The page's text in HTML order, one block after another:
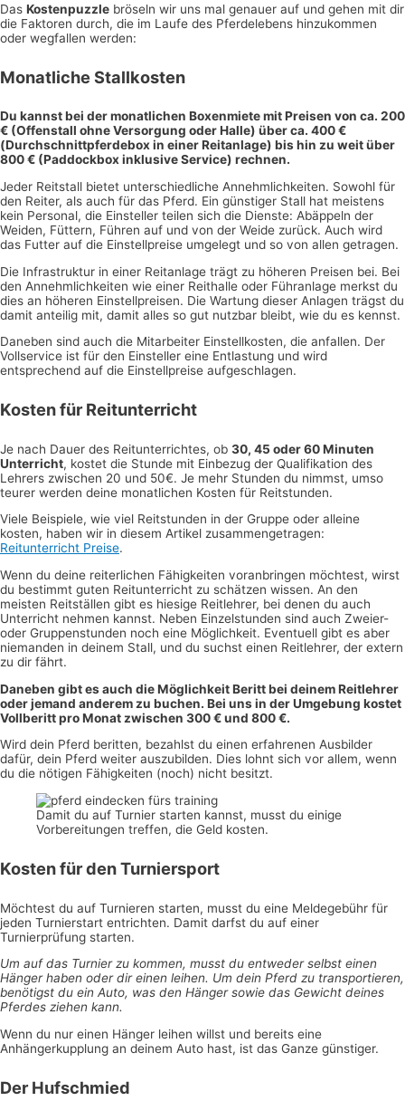
Das Kostenpuzzle bröseln wir uns mal genauer auf und gehen mit dir
die Faktoren durch, die im Laufe des Pferdelebens hinzukommen
oder wegfallen werden:
Monatliche Stallkosten
Du kannst bei der monatlichen Boxenmiete mit Preisen von ca. 200
€ (Offenstall ohne Versorgung oder Halle) über ca. 400 €
(Durchschnittpferdebox in einer Reitanlage) bis hin zu weit über
800 € (Paddockbox inklusive Service) rechnen.
Jeder Reitstall bietet unterschiedliche Annehmlichkeiten. Sowohl für
den Reiter, als auch für das Pferd. Ein günstiger Stall hat meistens
kein Personal, die Einsteller teilen sich die Dienste: Abäppeln der
Weiden, Füttern, Führen auf und von der Weide zurück. Auch wird
das Futter auf die Einstellpreise umgelegt und so von allen getragen.
Die Infrastruktur in einer Reitanlage trägt zu höheren Preisen bei. Bei
den Annehmlichkeiten wie einer Reithalle oder Führanlage merkst du
dies an höheren Einstellpreisen. Die Wartung dieser Anlagen trägst du
damit anteilig mit, damit alles so gut nutzbar bleibt, wie du es kennst.
Daneben sind auch die Mitarbeiter Einstellkosten, die anfallen. Der
Vollservice ist für den Einsteller eine Entlastung und wird
entsprechend auf die Einstellpreise aufgeschlagen.
Kosten für Reitunterricht
Je nach Dauer des Reitunterrichtes, ob 30, 45 oder 60 Minuten
Unterricht, kostet die Stunde mit Einbezug der Qualifikation des
Lehrers zwischen 20 und 50€. Je mehr Stunden du nimmst, umso
teurer werden deine monatlichen Kosten für Reitstunden.
Viele Beispiele, wie viel Reitstunden in der Gruppe oder alleine
kosten, haben wir in diesem Artikel zusammengetragen:
Reitunterricht Preise.
Wenn du deine reiterlichen Fähigkeiten voranbringen möchtest, wirst
du bestimmt guten Reitunterricht zu schätzen wissen. An den
meisten Reitställen gibt es hiesige Reitlehrer, bei denen du auch
Unterricht nehmen kannst. Neben Einzelstunden sind auch Zweier-
oder Gruppenstunden noch eine Möglichkeit. Eventuell gibt es aber
niemanden in deinem Stall, und du suchst einen Reitlehrer, der extern
zu dir fährt.
Daneben gibt es auch die Möglichkeit Beritt bei deinem Reitlehrer
oder jemand anderem zu buchen. Bei uns in der Umgebung kostet
Vollberitt pro Monat zwischen 300 € und 800 €.
Wird dein Pferd beritten, bezahlst du einen erfahrenen Ausbilder
dafür, dein Pferd weiter auszubilden. Dies lohnt sich vor allem, wenn
du die nötigen Fähigkeiten (noch) nicht besitzt.
Damit du auf Turnier starten kannst, musst du einige
Vorbereitungen treffen, die Geld kosten.
Kosten für den Turniersport
Möchtest du auf Turnieren starten, musst du eine Meldegebühr für
jeden Turnierstart entrichten. Damit darfst du auf einer
Turnierprüfung starten.
Um auf das Turnier zu kommen, musst du entweder selbst einen
Hänger haben oder dir einen leihen. Um dein Pferd zu transportieren,
benötigst du ein Auto, was den Hänger sowie das Gewicht deines
Pferdes ziehen kann.
Wenn du nur einen Hänger leihen willst und bereits eine
Anhängerkupplung an deinem Auto hast, ist das Ganze günstiger.
Der Hufschmied